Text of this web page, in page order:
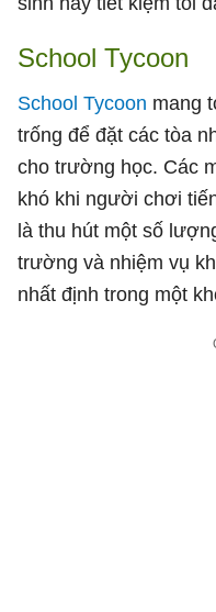
School Tycoon
School Tycoon mang
trống để đặt các tòa
cho trường học. Các
khó khi người chơi
là thu hút một số
trường và nhiệm vụ
nhất định trong một